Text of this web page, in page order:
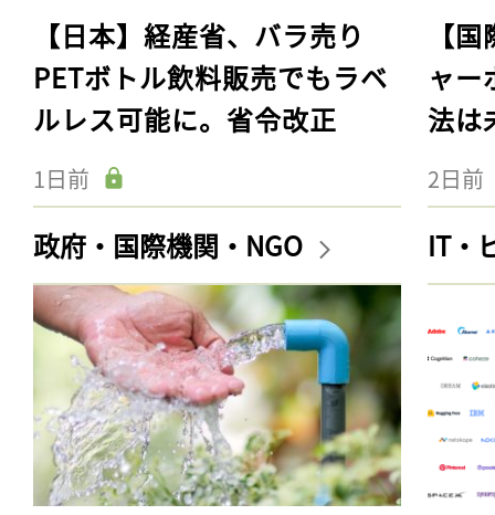
【日本】経産省、バラ売り
PETボトル飲料販売でもラベ
ルレス可能に。省令改正
1日前
【
ャー
法は
2日前
政府・国際機関・NGO IT・